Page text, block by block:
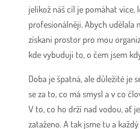
jelikož náš cíl je pomáhat více,
profesionálněji. Abych udělala
získaní prostor pro mou
kde vybuduji to, o čem jsem
Doba je špatná, ale důležité je
se za to, co má smysl a v co
V to, co ho drží nad vodou, ať
zataženo. A tak jsme tu a